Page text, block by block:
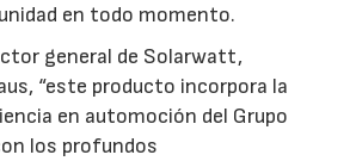
en todo momento.
general de Solarwatt,
“este producto incorpora la
en automoción del Grupo
los profundos